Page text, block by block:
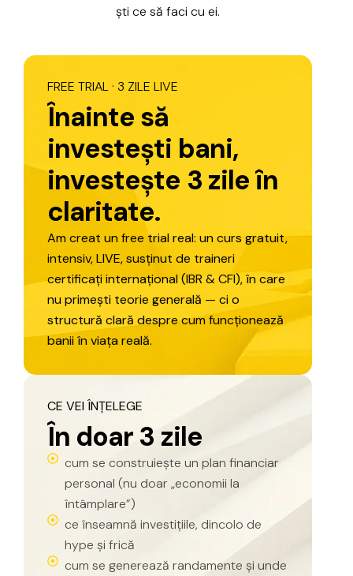
ști ce să faci cu ei.
FREE TRIAL · 3 ZILE LIVE
Înainte să
investești bani,
investește 3 zileîn
claritate.
Am creat un free trial real: un curs gratuit,
intensiv, LIVE, susținut de traineri
certificațiinternațional (IBR & CFI), în care
nu primești teorie generală — ci o
structură clară desprecum funcționează
banii în viața reală.
CE VEI ÎNȚELEGE
În doar 3 zile
cum se construiește un plan financiar
personal (nu doar „economii la
întâmplare”)
ce înseamnă investițiile, dincolo de
hype și frică
cum se generează randamente și unde